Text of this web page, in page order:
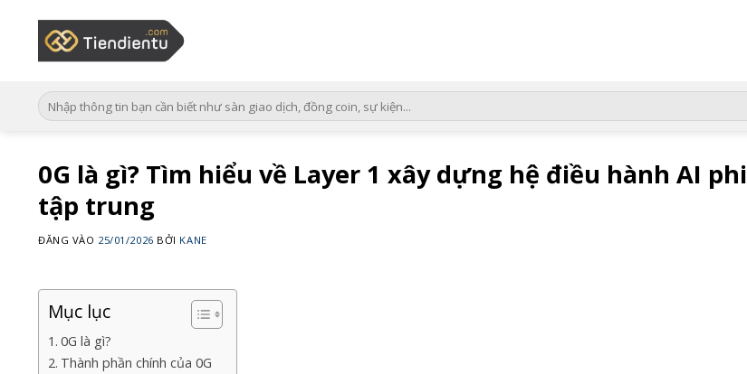
0G là gì? Tìm hiểu về Layer 1 xây dựng hệ điều hành AI phi
tập trung
ĐĂNG VÀO 25/01/2026 BỞI KANE
Mục lục
0G là gì?
Thành phần chính của 0G